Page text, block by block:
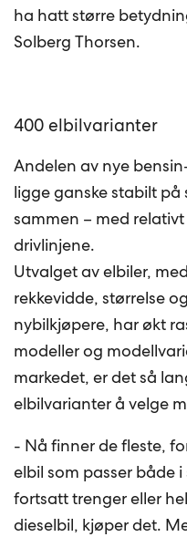
ha hatt større
Solberg Thorsen.
400 elbilvarianter
Andelen av nye
ligge ganske stabilt på
sammen – med
drivlinjene.
Utvalget av elbiler,
rekkevidde, størrelse
nybilkjøpere, har økt
modeller og
markedet, er det så
elbilvarianter å velge
- Nå finner de fleste,
elbil som passer både
fortsatt trenger eller
dieselbil, kjøper det.